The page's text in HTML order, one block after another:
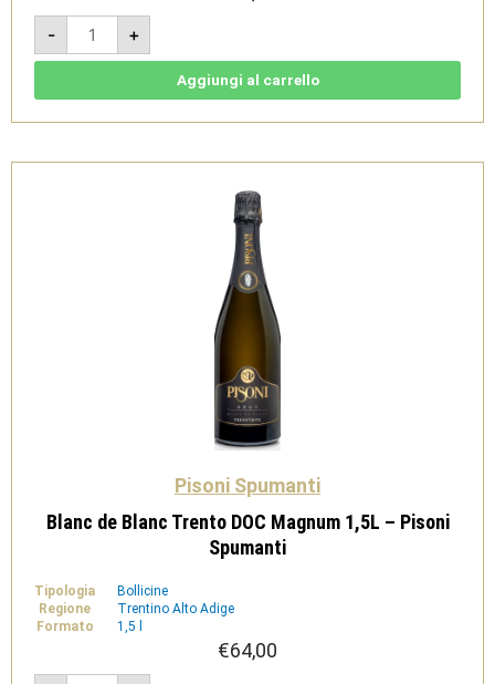
-
Blanc
Noir
Extra
-
quantità
+
Aggiungi al carrello
Pisoni Spumanti
Blanc de Blanc Trento DOC Magnum 1,5L – Pisoni
Spumanti
Tipologia
Bollicine
Regione
Trentino Alto Adige
Formato
1,5 l
€64,00
Blanc